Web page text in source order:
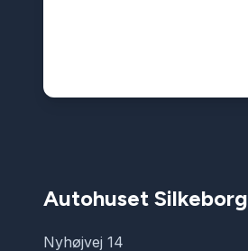
Autohuset Silkeborg
Nyhøjvej 14